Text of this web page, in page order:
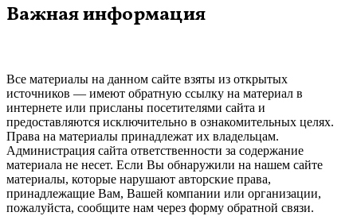
Важная информация
Все материалы на данном сайте взяты из открытых
источников — имеют обратную ссылку на материал в
интернете или присланы посетителями сайта и
предоставляются исключительно в ознакомительных целях.
Права на материалы принадлежат их владельцам.
Администрация сайта ответственности за содержание
материала не несет. Если Вы обнаружили на нашем сайте
материалы, которые нарушают авторские права,
принадлежащие Вам, Вашей компании или организации,
пожалуйста, сообщите нам через форму обратной связи.